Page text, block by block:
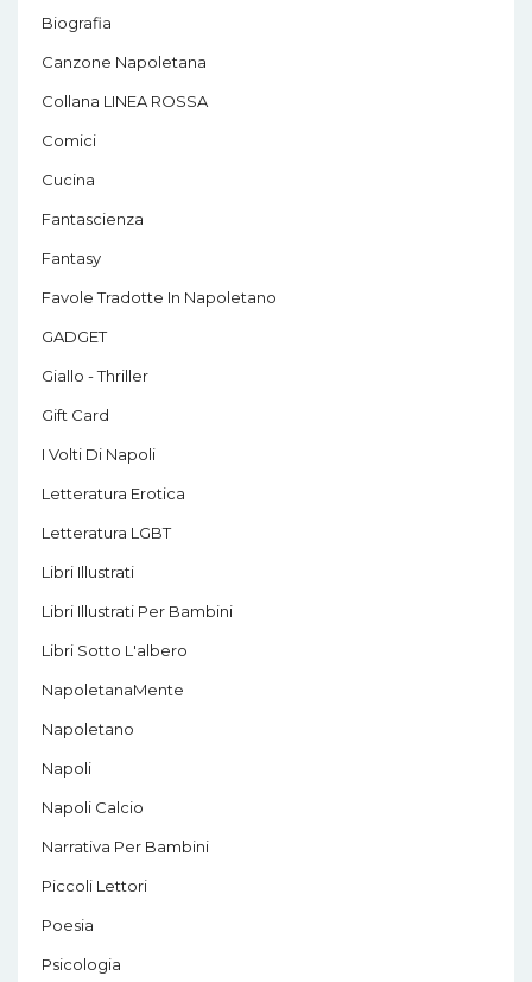
Biografia
Canzone Napoletana
Collana LINEA ROSSA
Comici
Cucina
Fantascienza
Fantasy
Favole Tradotte In Napoletano
GADGET
Giallo - Thriller
Gift Card
I Volti Di Napoli
Letteratura Erotica
Letteratura LGBT
Libri Illustrati
Libri Illustrati Per Bambini
Libri Sotto L'albero
NapoletanaMente
Napoletano
Napoli
Napoli Calcio
Narrativa Per Bambini
Piccoli Lettori
Poesia
Psicologia